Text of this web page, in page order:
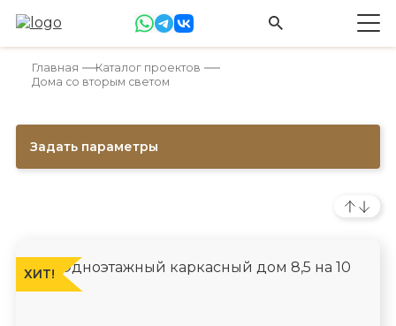
Главная
Каталог проектов
Дома со вторым светом
Задать параметры
ХИТ!